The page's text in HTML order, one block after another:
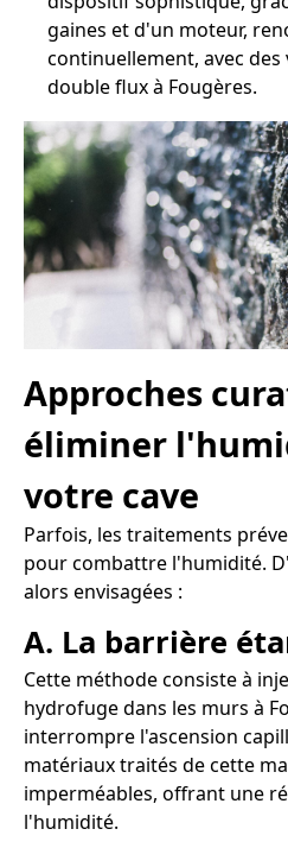
gaines et d'un moteur,
continuellement, avec
double flux à Fougères.
Approches
éliminer
votre cave
Parfois, les traitements
pour combattre l'humidité.
alors envisagées :
A. La barrière
Cette méthode consiste à
hydrofuge dans les murs à
interrompre l'ascension
matériaux traités de cette
imperméables, offrant une
l'humidité.